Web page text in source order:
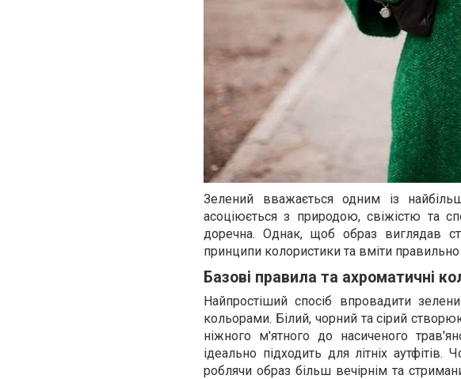
Зелений вважається одним із
асоціюється з природою, свіжістю та
доречна. Однак, щоб образ виглядав
принципи колористики та вміти правильно
Базові правила та ахроматичні
Найпростіший спосіб впровадити
кольорами. Білий, чорний та сірий
ніжного м'ятного до насиченого
ідеально підходить для літніх
роблячи образ більш вечірнім та